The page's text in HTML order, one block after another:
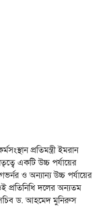
প্রতিমন্ত্রী ইমরান
একটি উচ্চ পর্যায়ের
ও অন্যান্য উচ্চ পর্যায়ের
প্রতিনিধি দলের অন্যতম
সচিব ড. আহমেদ মুনিরুস